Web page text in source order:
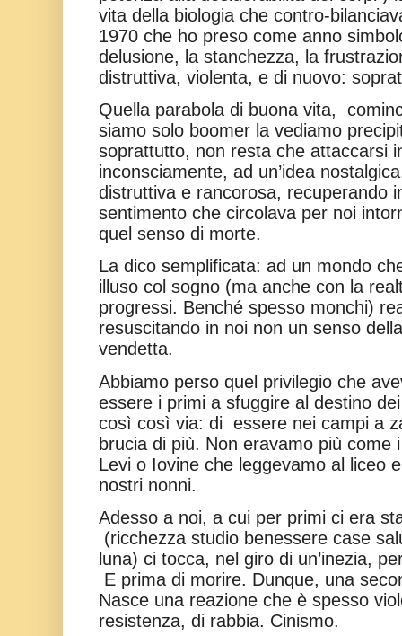
vita della biologia che contro-
1970 che ho preso come anno
delusione, la stanchezza, la
distruttiva, violenta, e di nuovo:
Quella parabola di buona vita,
siamo solo boomer la vediamo
soprattutto, non resta che attaccarsi
inconsciamente, ad un’idea
distruttiva e rancorosa, recuperando
sentimento che circolava per noi
quel senso di morte.
La dico semplificata: ad un mondo
illuso col sogno (ma anche con la
progressi. Benché spesso monchi)
resuscitando in noi non un senso
vendetta.
Abbiamo perso quel privilegio che
essere i primi a sfuggire al destino
così così via: di essere nei campi a
brucia di più. Non eravamo più come
Levi o Iovine che leggevamo al liceo
nostri nonni.
Adesso a noi, a cui per primi ci era
(ricchezza studio benessere case
luna) ci tocca, nel giro di un’inezia,
E prima di morire. Dunque, una
Nasce una reazione che è spesso
resistenza, di rabbia. Cinismo.